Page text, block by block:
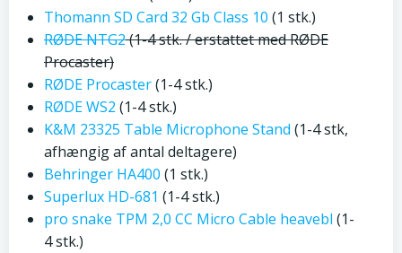
Thomann SD Card 32 Gb Class 10 (1 stk.)
RØDE NTG2(1-4 stk. / erstattet med RØDE
Procaster)
RØDE Procaster(1-4 stk.)
RØDE WS2 (1-4 stk.)
K&M 23325 Table Microphone Stand (1-4 stk,
afhængig af antal deltagere)
Behringer HA400 (1 stk.)
Superlux HD-681 (1-4 stk.)
pro snake TPM 2,0 CC Micro Cable heavebl (1-
4 stk.)